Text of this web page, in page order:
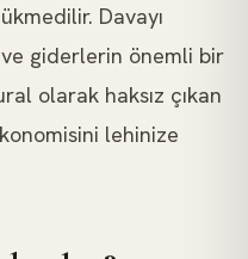
Davayı
ve giderlerin önemli bir
olarak haksız çıkan
lehinize